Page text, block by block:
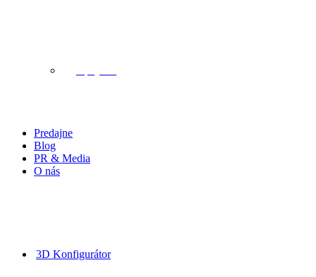
Predajne
Blog
PR & Media
O nás
3D Konfigurátor